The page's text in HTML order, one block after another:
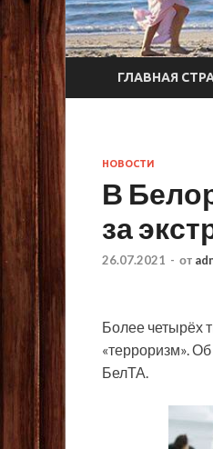
ГЛАВНАЯ
НОВОСТИ
В
за
26.07.2021 - от
Более четырёх
«терроризм».
БелТА.